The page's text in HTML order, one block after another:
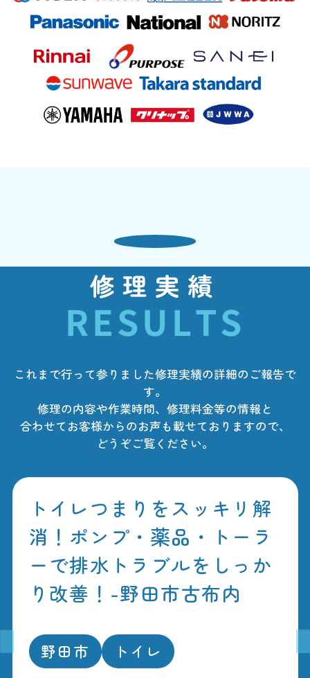
修理実績
RESULTS
これまで行って参りました修理実績の詳細のご報告で
す。
修理の内容や作業時間、修理料金等の情報と
合わせてお客様からのお声も載せておりますので、
どうぞご覧ください。
トイレつまりをスッキリ解
消！ポンプ・薬品・トーラ
ーで排水トラブルをしっか
り改善！-野田市古布内
野田市 トイレ